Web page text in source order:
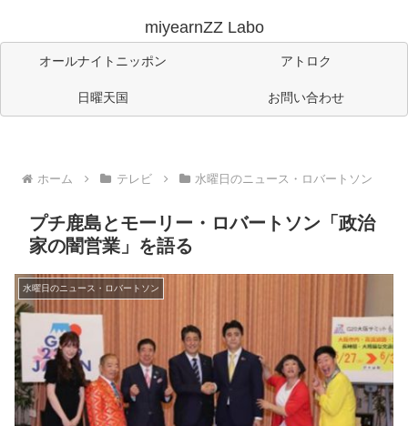
miyearnZZ Labo
オールナイトニッポン アトロク
日曜天国 お問い合わせ
ホーム テレビ 水曜日のニュース・ロバートソン
プチ鹿島とモーリー・ロバートソン「政治
家の闇営業」を語る
水曜日のニュース・ロバートソン